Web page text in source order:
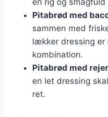
Pitabrød med
sammen med
lækker dressing
kombination.
Pitabrød med rejer
en let dressing
ret.